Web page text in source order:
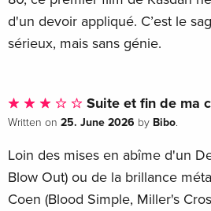
d'un devoir appliqué. C’est le
sérieux, mais sans génie.
Suite et fin de ma
Written on 25. June 2026 by Bibo.
Loin des mises en abîme d'un
Blow Out) ou de la brillance
Coen (Blood Simple, Miller's